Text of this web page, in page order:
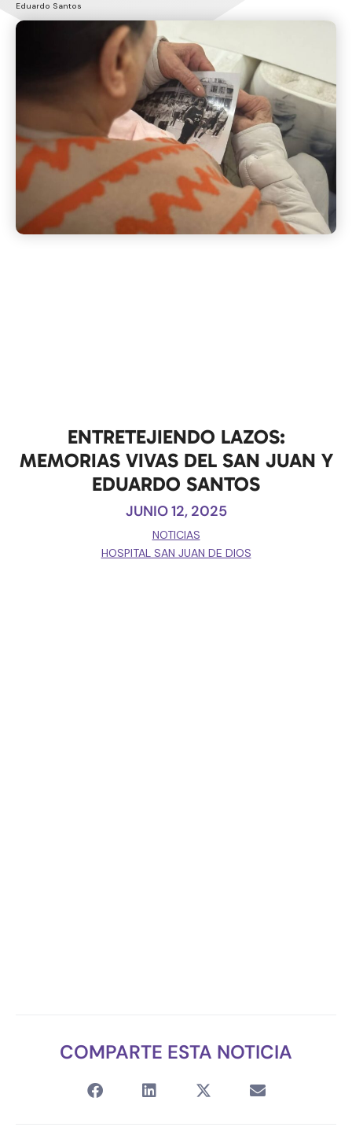
Eduardo Santos
ENTRETEJIENDO LAZOS:
MEMORIAS VIVAS DEL SAN JUAN Y
EDUARDO SANTOS
JUNIO 12, 2025
NOTICIAS
HOSPITAL SAN JUAN DE DIOS
COMPARTE ESTA NOTICIA